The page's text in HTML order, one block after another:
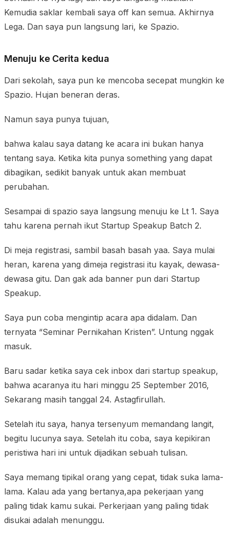
Kemudia saklar kembali saya off kan semua. Akhirnya
Lega. Dan saya pun langsung lari, ke Spazio.
Menuju ke Cerita kedua
Dari sekolah, saya pun ke mencoba secepat mungkin ke
Spazio. Hujan beneran deras.
Namun saya punya tujuan,
bahwa kalau saya datang ke acara ini bukan hanya
tentang saya. Ketika kita punya something yang dapat
dibagikan, sedikit banyak untuk akan membuat
perubahan.
Sesampai di spazio saya langsung menuju ke Lt 1. Saya
tahu karena pernah ikut Startup Speakup Batch 2.
Di meja registrasi, sambil basah basah yaa. Saya mulai
heran, karena yang dimeja registrasi itu kayak, dewasa-
dewasa gitu. Dan gak ada banner pun dari Startup
Speakup.
Saya pun coba mengintip acara apa didalam. Dan
ternyata “Seminar Pernikahan Kristen”. Untung nggak
masuk.
Baru sadar ketika saya cek inbox dari startup speakup,
bahwa acaranya itu hari minggu 25 September 2016,
Sekarang masih tanggal 24. Astagfirullah.
Setelah itu saya, hanya tersenyum memandang langit,
begitu lucunya saya. Setelah itu coba, saya kepikiran
peristiwa hari ini untuk dijadikan sebuah tulisan.
Saya memang tipikal orang yang cepat, tidak suka lama-
lama. Kalau ada yang bertanya,apa pekerjaan yang
paling tidak kamu sukai. Perkerjaan yang paling tidak
disukai adalah menunggu.